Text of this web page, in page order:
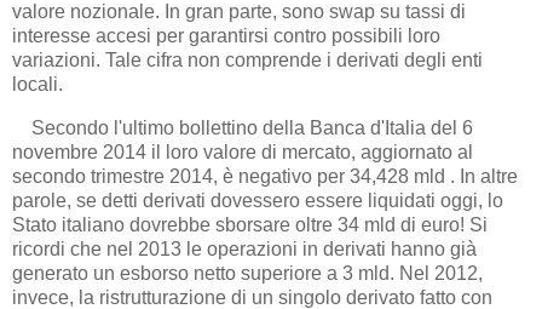
valore nozionale. In gran parte, sono swap su tassi di
interesse accesi per garantirsi contro possibili loro
variazioni. Tale cifra non comprende i derivati degli enti
locali.
Secondo l'ultimo bollettino della Banca d'Italia del 6
novembre 2014 il loro valore di mercato, aggiornato al
secondo trimestre 2014, è negativo per 34,428 mld . In altre
parole, se detti derivati dovessero essere liquidati oggi, lo
Stato italiano dovrebbe sborsare oltre 34 mld di euro! Si
ricordi che nel 2013 le operazioni in derivati hanno già
generato un esborso netto superiore a 3 mld. Nel 2012,
invece, la ristrutturazione di un singolo derivato fatto con